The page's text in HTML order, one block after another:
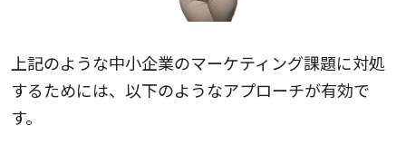
上記のような中小企業のマーケティング課題に対処
するためには、以下のようなアプローチが有効で
す。